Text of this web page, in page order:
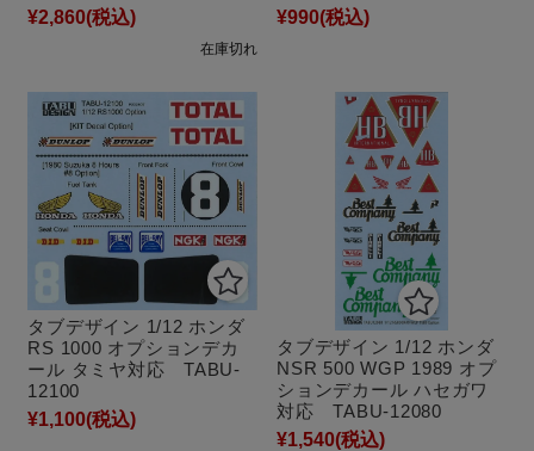
¥2,860(税込)
在庫切れ
¥990(税込)
タブデザイン 1/12 ホンダ
RS 1000 オプションデカ
ール タミヤ対応 TABU-
12100
¥1,100(税込)
タブデザイン 1/12 ホンダ
NSR 500 WGP 1989 オプ
ションデカール ハセガワ
対応 TABU-12080
¥1,540(税込)